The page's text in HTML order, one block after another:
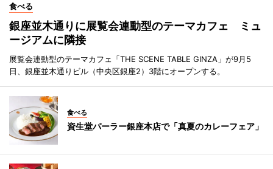
食べる
銀座並木通りに展覧会連動型のテーマカフェ ミュ
ージアムに隣接
展覧会連動型のテーマカフェ「THE SCENE TABLE GINZA」が9月5
日、銀座並木通りビル（中央区銀座2）3階にオープンする。
食べる
資生堂パーラー銀座本店で「真夏のカレーフェア」